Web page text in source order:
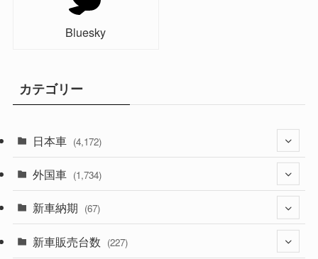
Bluesky
カテゴリー
日本車 (4,172)
(1,321)
(329)
外国車 (1,734)
新車納期 (67)
(28)
新車販売台数 (227)